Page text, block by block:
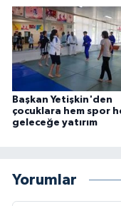
Başkan Yetişkin'den
çocuklara hem spor
geleceğe yatırım
Yorumlar